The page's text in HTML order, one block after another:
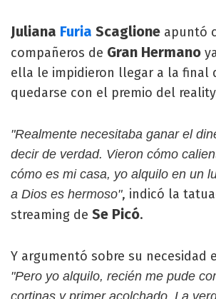
Juliana Furia Scaglione apuntó
compañeros de Gran Hermano
ella le impidieron llegar a la final
quedarse con el premio del
"Realmente necesitaba ganar el
decir de verdad. Vieron cómo
cómo es mi casa, yo alquilo en un
a Dios es hermoso", indicó la
streaming de Se Picó.
Y argumentó sobre su necesidad
"Pero yo alquilo, recién me pude
cortinas y primer acolchado. La